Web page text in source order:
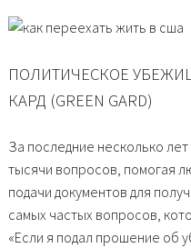
ПОЛИТИЧЕСКОЕ
КАРД (GREEN GARD)
За последние несколько
тысячи вопросов, помогая
подачи документов для
самых частых вопросов,
«Если я подал прошение об